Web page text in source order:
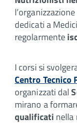
dedicati a
regolarmente
I corsi si
Centro Tecnico
organizzati dal
mirano a
qualificati nella